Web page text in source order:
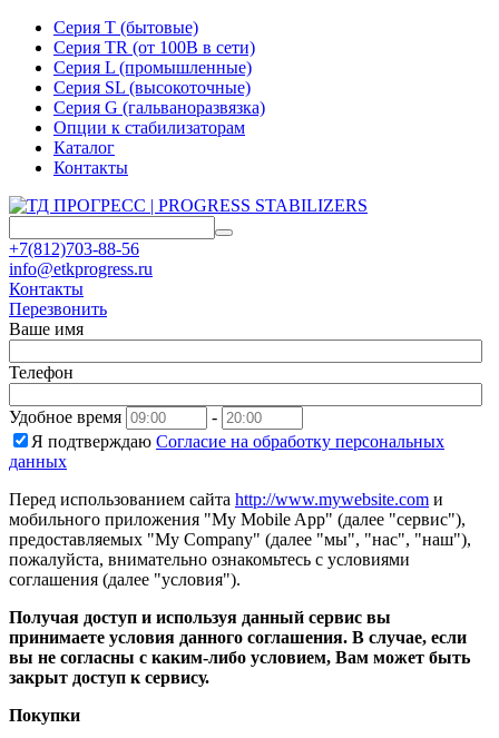
Серия T (бытовые)
Серия TR (от 100В в сети)
Серия L (промышленные)
Серия SL (высокоточные)
Серия G (гальваноразвязка)
Опции к стабилизаторам
Каталог
Контакты
+7(812)703-88-56
info@etkprogress.ru
Контакты
Перезвонить
Ваше имя
Телефон
Удобное время
-
Я подтверждаю Согласие на обработку персональных
данных
Перед использованием сайта http://www.mywebsite.com и
мобильного приложения "My Mobile App" (далее "сервис"),
предоставляемых "My Company" (далее "мы", "нас", "наш"),
пожалуйста, внимательно ознакомьтесь с условиями
соглашения (далее "условия").
Получая доступ и используя данный сервис вы
принимаете условия данного соглашения. В случае, если
вы не согласны с каким-либо условием, Вам может быть
закрыт доступ к сервису.
Покупки